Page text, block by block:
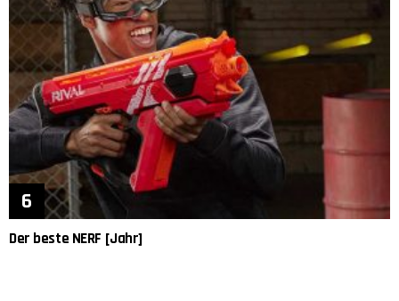
Der beste NERF [Jahr]